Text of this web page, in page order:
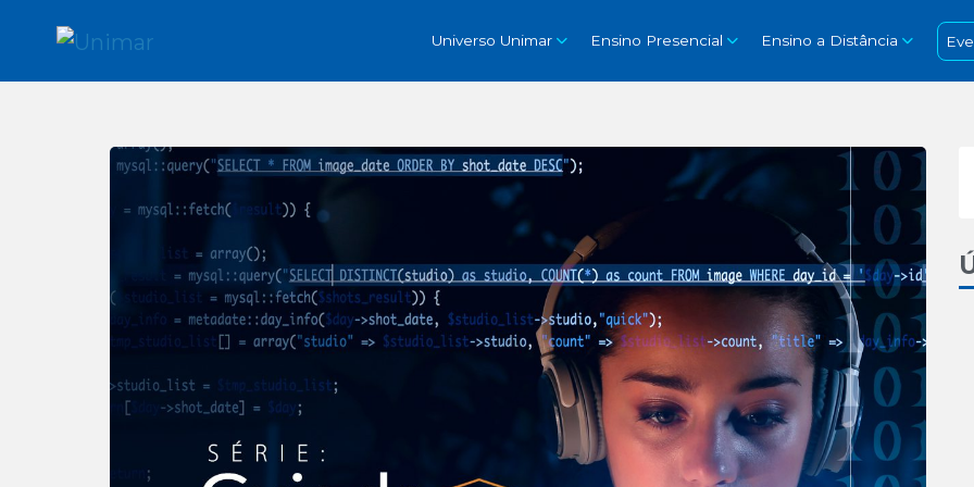
Universo Unimar Ensino Presencial Ensino a Distância